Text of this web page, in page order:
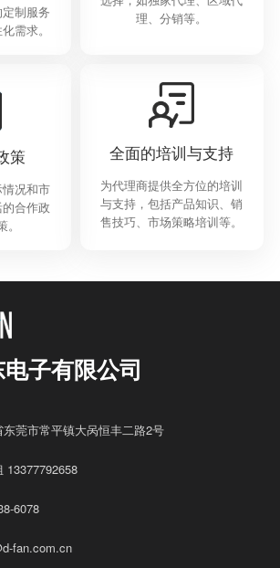
制服务
需求。
理、分销等。
策
况和市
合作政
全面的培训与支持
为代理商提供全方位的培训
与支持，包括产品知识、销
售技巧、市场策略培训等。
子有限公司
莞市常平镇大呙恒丰二路2号
13377792658
6078
fan.com.cn